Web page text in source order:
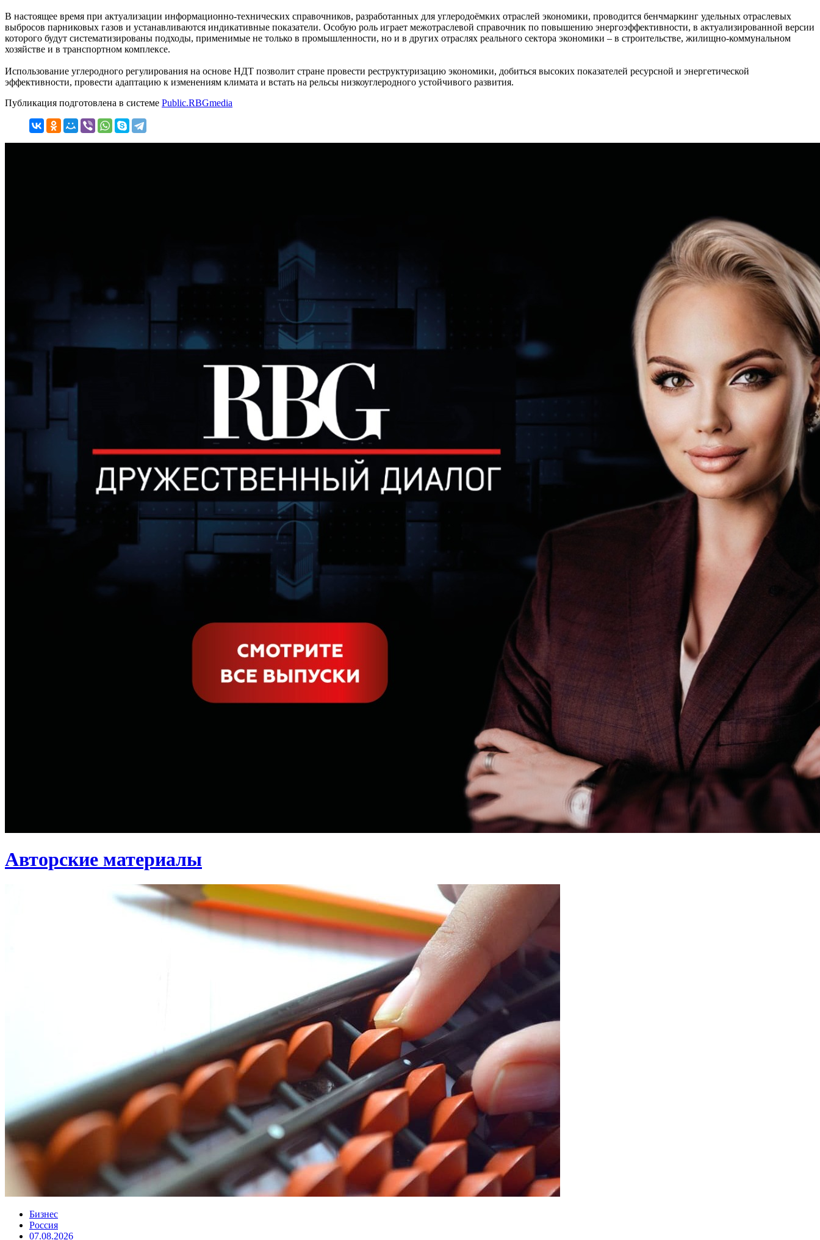
В настоящее время при актуализации информационно-технических справочников, разработанных для углеродоёмких отраслей экономики, проводится бенчмаркинг удельных отраслевых
выбросов парниковых газов и устанавливаются индикативные показатели. Особую роль играет межотраслевой справочник по повышению энергоэффективности, в актуализированной версии
которого будут систематизированы подходы, применимые не только в промышленности, но и в других отраслях реального сектора экономики – в строительстве, жилищно-коммунальном
хозяйстве и в транспортном комплексе.
Использование углеродного регулирования на основе НДТ позволит стране провести реструктуризацию экономики, добиться высоких показателей ресурсной и энергетической
эффективности, провести адаптацию к изменениям климата и встать на рельсы низкоуглеродного устойчивого развития.
Публикация подготовлена в системе Public.RBGmedia
Авторские материалы
Бизнес
Россия
07.08.2026